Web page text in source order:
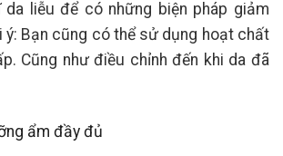
liễu để có những biện pháp giảm
ý: Bạn cũng có thể sử dụng hoạt chất
Cũng như điều chỉnh đến khi da đã
ẩm đầy đủ